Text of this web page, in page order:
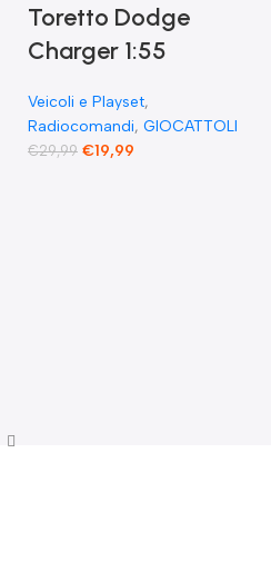
Toretto Dodge
Charger 1:55
Veicoli e Playset,
Radiocomandi, GIOCATTOLI
€29,99 €19,99